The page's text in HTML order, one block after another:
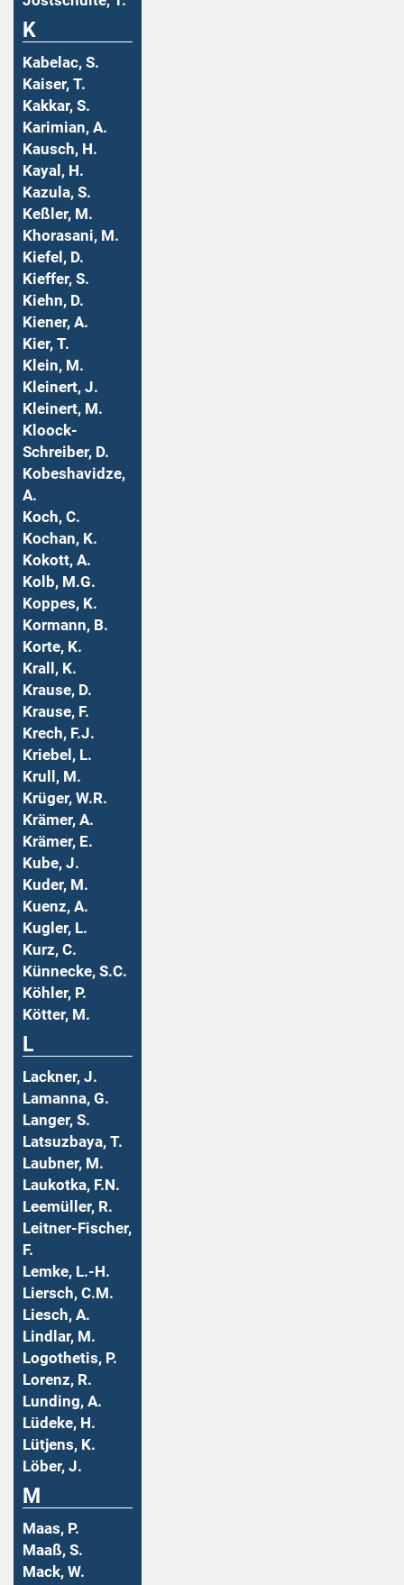
K
Kabelac, S.
Kaiser, T.
Kakkar, S.
Karimian, A.
Kausch, H.
Kayal, H.
Kazula, S.
Keßler, M.
Khorasani, M.
Kiefel, D.
Kieffer, S.
Kiehn, D.
Kiener, A.
Kier, T.
Klein, M.
Kleinert, J.
Kleinert, M.
Kloock-
Schreiber, D.
Kobeshavidze,
A.
Koch, C.
Kochan, K.
Kokott, A.
Kolb, M.G.
Koppes, K.
Kormann, B.
Korte, K.
Krall, K.
Krause, D.
Krause, F.
Krech, F.J.
Kriebel, L.
Krull, M.
Krüger, W.R.
Krämer, A.
Krämer, E.
Kube, J.
Kuder, M.
Kuenz, A.
Kugler, L.
Kurz, C.
Künnecke, S.C.
Köhler, P.
Kötter, M.
L
Lackner, J.
Lamanna, G.
Langer, S.
Latsuzbaya, T.
Laubner, M.
Laukotka, F.N.
Leemüller, R.
Leitner-Fischer,
F.
Lemke, L.-H.
Liersch, C.M.
Liesch, A.
Lindlar, M.
Logothetis, P.
Lorenz, R.
Lunding, A.
Lüdeke, H.
Lütjens, K.
Löber, J.
M
Maas, P.
Maaß, S.
Mack, W.